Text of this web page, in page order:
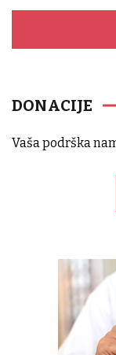
DONACIJE
Vaša podrška